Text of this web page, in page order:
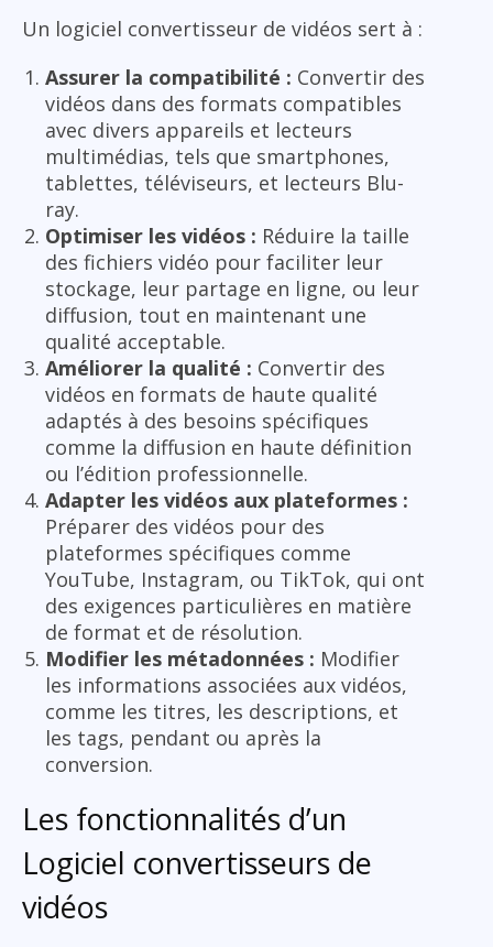
Un logiciel convertisseur de vidéos sert à :
Assurer la compatibilité : Convertir des
vidéos dans des formats compatibles
avec divers appareils et lecteurs
multimédias, tels que smartphones,
tablettes, téléviseurs, et lecteurs Blu-
ray.
Optimiser les vidéos : Réduire la taille
des fichiers vidéo pour faciliter leur
stockage, leur partage en ligne, ou leur
diffusion, tout en maintenant une
qualité acceptable.
Améliorer la qualité : Convertir des
vidéos en formats de haute qualité
adaptés à des besoins spécifiques
comme la diffusion en haute définition
ou l’édition professionnelle.
Adapter les vidéos aux plateformes :
Préparer des vidéos pour des
plateformes spécifiques comme
YouTube, Instagram, ou TikTok, qui ont
des exigences particulières en matière
de format et de résolution.
Modifier les métadonnées : Modifier
les informations associées aux vidéos,
comme les titres, les descriptions, et
les tags, pendant ou après la
conversion.
Les fonctionnalités d’un
Logiciel convertisseurs de
vidéos